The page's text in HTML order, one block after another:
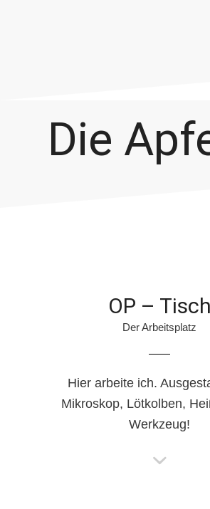
Die
OP – Tisch
Der Arbeitsplatz
Hier arbeite ich.
Mikroskop, Lötkolben,
Werkzeug!